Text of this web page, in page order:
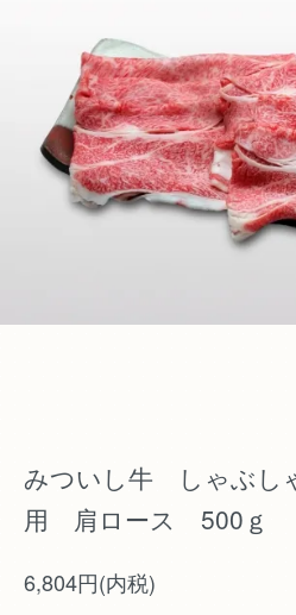
みついし牛 しゃぶし
用 肩ロース 500ｇ
6,804円(内税)